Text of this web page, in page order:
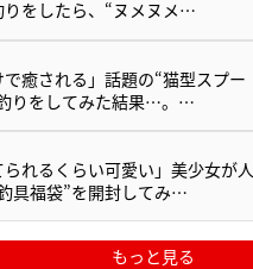
りをしたら、“ヌメヌメ…
で癒される」話題の“猫型スプー
りをしてみた結果…。…
られるくらい可愛い」美少女が人
具福袋”を開封してみ…
もっと見る